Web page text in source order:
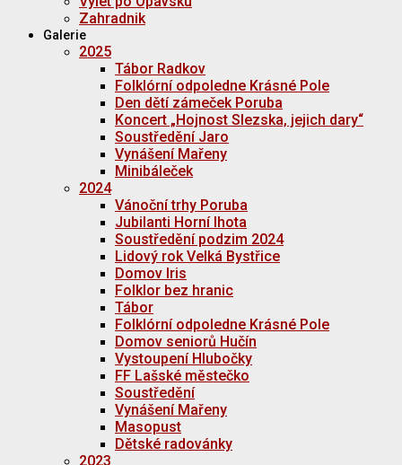
Zahradnik
Galerie
2025
Tábor Radkov
Folklórní odpoledne Krásné Pole
Den dětí zámeček Poruba
Koncert „Hojnost Slezska, jejich dary“
Soustředění Jaro
Vynášení Mařeny
Minibáleček
2024
Vánoční trhy Poruba
Jubilanti Horní lhota
Soustředění podzim 2024
Lidový rok Velká Bystřice
Domov Iris
Folklor bez hranic
Tábor
Folklórní odpoledne Krásné Pole
Domov seniorů Hučín
Vystoupení Hlubočky
FF Lašské městečko
Soustředění
Vynášení Mařeny
Masopust
Dětské radovánky
2023